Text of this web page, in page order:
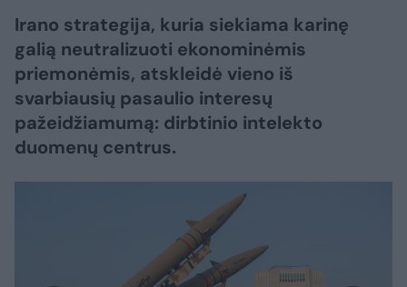
Irano strategija, kuria siekiama karinę
galią neutralizuoti ekonominėmis
priemonėmis, atskleidė vieno iš
svarbiausių pasaulio interesų
pažeidžiamumą: dirbtinio intelekto
duomenų centrus.